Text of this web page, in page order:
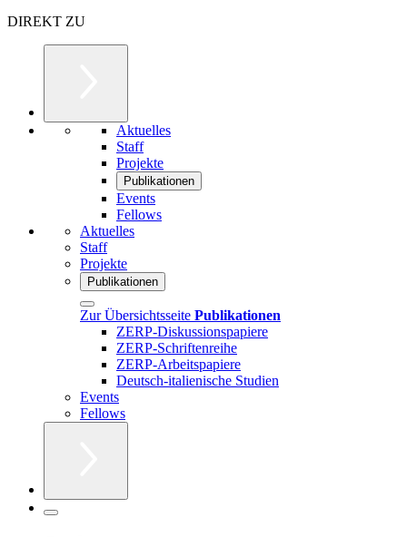
DIREKT ZU
Aktuelles
Staff
Projekte
Publikationen
Events
Fellows
Aktuelles
Staff
Projekte
Publikationen
Zur Übersichtsseite Publikationen
ZERP-Diskussionspapiere
ZERP-Schriftenreihe
ZERP-Arbeitspapiere
Deutsch-italienische Studien
Events
Fellows